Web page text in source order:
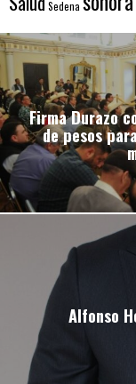
Sedena
Firma Durazo
de pesos
Alfonso